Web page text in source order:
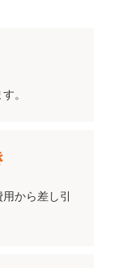
。
から差し引